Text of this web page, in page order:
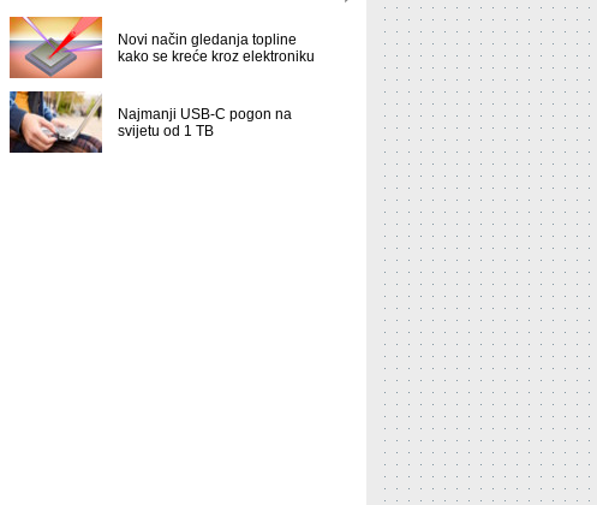
Novi način gledanja topline
kako se kreće kroz elektroniku
Najmanji USB-C pogon na
svijetu od 1 TB